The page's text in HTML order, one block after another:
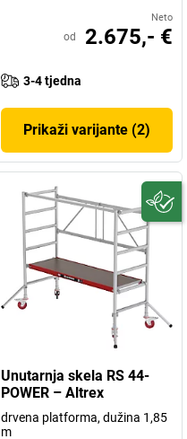
Neto
od 2.675,- €
3-4 tjedna
Prikaži varijante (2)
Unutarnja skela RS 44-
POWER – Altrex
drvena platforma, dužina 1,85
m